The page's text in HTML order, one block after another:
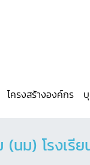
โครงสร้างองค์กร
(นม) โรงเ